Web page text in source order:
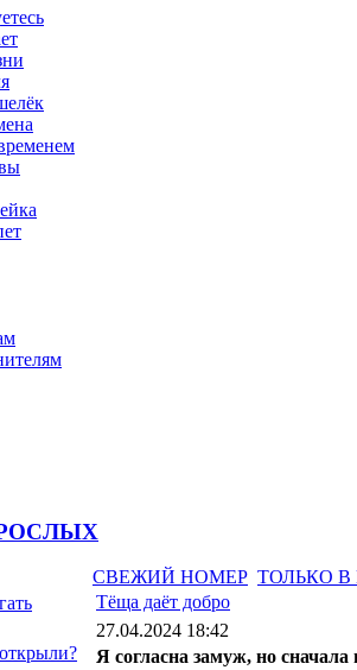
СВЕЖИЙ НОМЕР ТОЛЬКО
Тёща даёт добро
27.04.2024 18:42
Я согласна замуж, но